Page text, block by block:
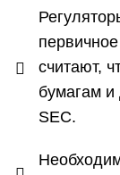
считают,
бумагам и
SEC.